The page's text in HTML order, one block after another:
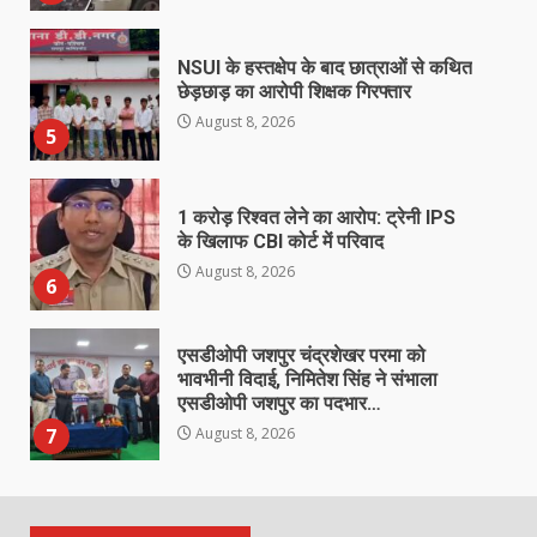
5
NSUI के हस्तक्षेप के बाद छात्राओं से कथित
छेड़छाड़ का आरोपी शिक्षक गिरफ्तार
August 8, 2026
6
1 करोड़ रिश्वत लेने का आरोप: ट्रेनी IPS
के खिलाफ CBI कोर्ट में परिवाद
August 8, 2026
7
एसडीओपी जशपुर चंद्रशेखर परमा को
भावभीनी विदाई, निमितेश सिंह ने संभाला
एसडीओपी जशपुर का पदभार…
August 8, 2026